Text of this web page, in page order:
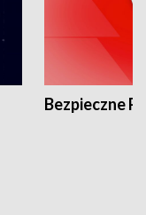
Bezpieczne